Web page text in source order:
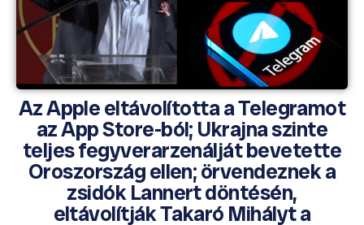
Az Apple eltávolította a Telegramot
az App Store-ból; Ukrajna szinte
teljes fegyverarzenálját bevetette
Oroszország ellen; örvendeznek a
zsidók Lannert döntésén,
eltávolítják Takaró Mihályt a